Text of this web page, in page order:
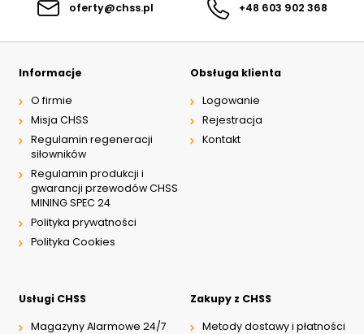
oferty@chss.pl +48 603 902 368
Informacje
O firmie
Misja CHSS
Regulamin regeneracji
siłowników
Regulamin produkcji i
gwarancji przewodów CHSS
MINING SPEC 24
Polityka prywatności
Polityka Cookies
Obsługa klienta
Logowanie
Rejestracja
Kontakt
Usługi CHSS
Magazyny Alarmowe 24/7
Zakupy z CHSS
Metody dostawy i płatności